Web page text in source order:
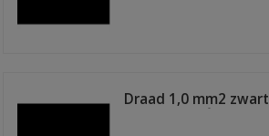
Draad 1,0 mm2 zwart
FLR6Y-A 200°C